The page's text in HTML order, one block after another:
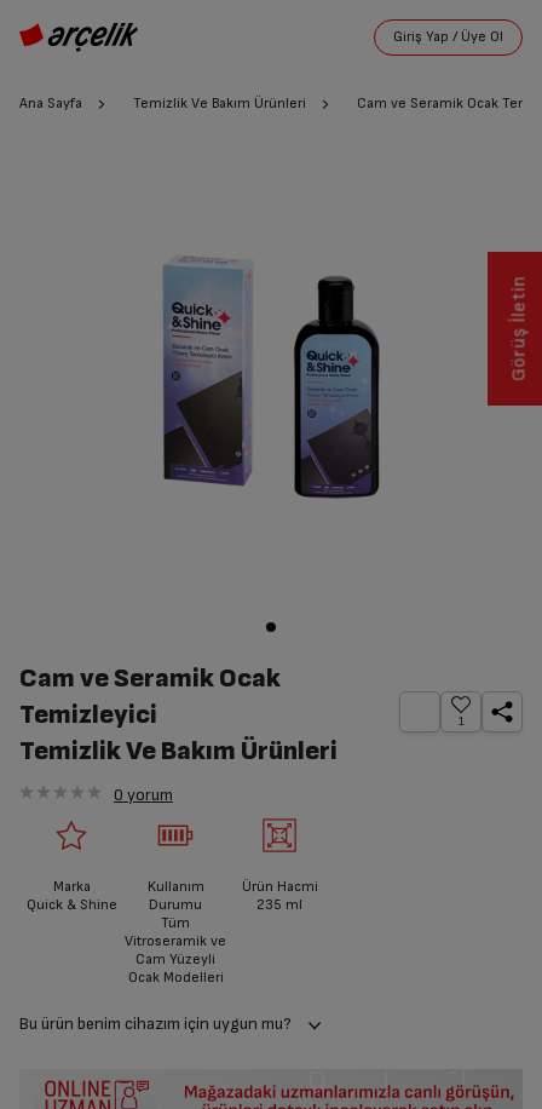
Ana Sayfa Temizlik Ve Bakım Ürünleri Cam ve Seramik Ocak
Cam ve Seramik Ocak
Temizleyici
Temizlik Ve Bakım Ürünleri
1
0 yorum
Marka
Quick & Shine
Kullanım
Durumu
Tüm
Vitroseramik ve
Cam Yüzeyli
Ocak Modelleri
Ürün Hacmi
235 ml
Bu ürün benim cihazım için uygun mu?
Görüş İletin